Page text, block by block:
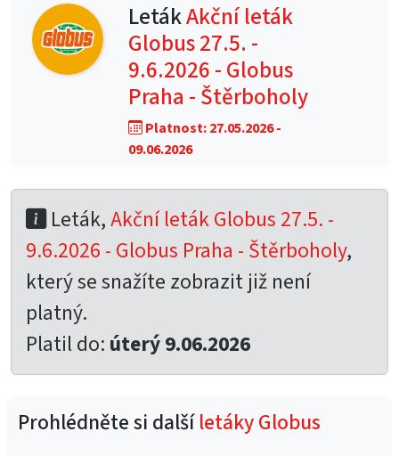
LetákAkční leták
Globus 27.5. -
9.6.2026 - Globus
Praha - Štěrboholy
Platnost: 27.05.2026 -
09.06.2026
Leták,Akční leták Globus 27.5. -
9.6.2026 - Globus Praha - Štěrboholy,
který se snažíte zobrazit již není
platný.
Platil do: úterý 9.06.2026
Prohlédněte si dalšíletáky Globus